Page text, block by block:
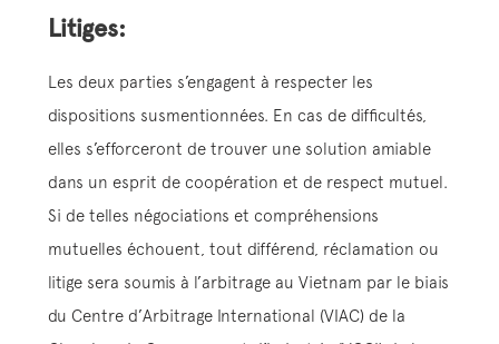
Litiges:
Les deux parties s’engagent à respecter les
dispositions susmentionnées. En cas de difficultés,
elles s’efforceront de trouver une solution amiable
dans un esprit de coopération et de respect mutuel.
Si de telles négociations et compréhensions
mutuelles échouent, tout différend, réclamation ou
litige sera soumis à l’arbitrage au Vietnam par le biais
du Centre d’Arbitrage International (VIAC) de la